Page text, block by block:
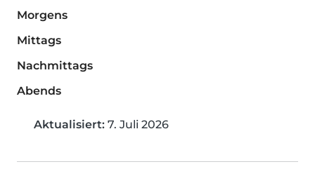
Morgens
Mittags
Nachmittags
Abends
Aktualisiert: 7. Juli 2026